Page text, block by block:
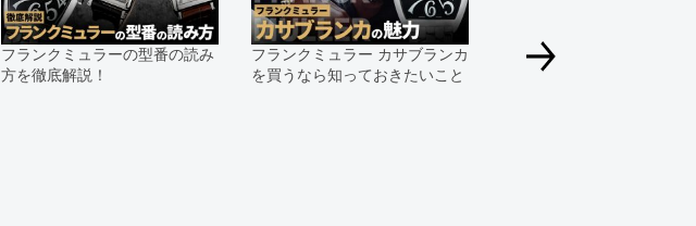
フランクミュラーの型番の読み
方を徹底解説！
フランクミュラー カサブランカ
を買うなら知っておきたいこと